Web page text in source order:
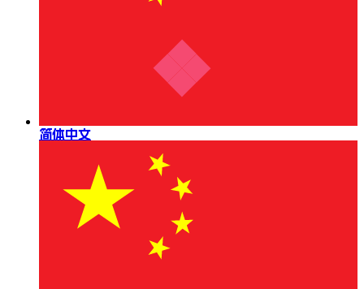
简体中文